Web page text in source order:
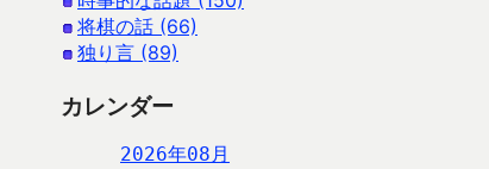
将棋の話 (66)
独り言 (89)
カレンダー
2026年08月